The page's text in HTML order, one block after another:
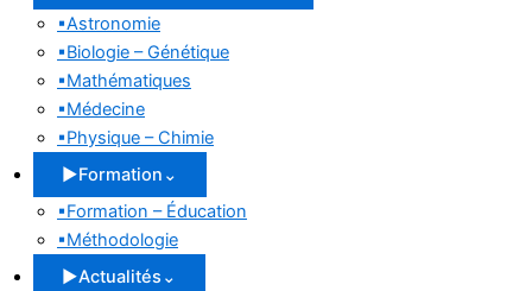
▪Astronomie
▪Biologie – Génétique
▪Mathématiques
▪Médecine
▪Physique – Chimie
▶Formation ⌄
▪Formation – Éducation
▪Méthodologie
▶Actualités ⌄